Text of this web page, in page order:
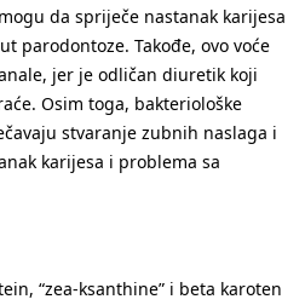
da spriječe nastanak karijesa
parodontoze. Takođe, ovo voće
jer je odličan diuretik koji
Osim toga, bakteriološke
stvaranje zubnih naslaga i
karijesa i problema sa
“zea-ksanthine” i beta karoten